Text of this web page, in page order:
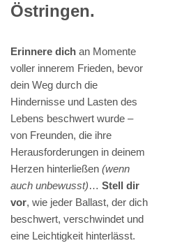
Östringen.
Erinnere dich an Momente
voller innerem Frieden, bevor
dein Weg durch die
Hindernisse und Lasten des
Lebens beschwert wurde –
von Freunden, die ihre
Herausforderungen in deinem
Herzen hinterließen (wenn
auch unbewusst)… Stell dir
vor, wie jeder Ballast, der dich
beschwert, verschwindet und
eine Leichtigkeit hinterlässt.